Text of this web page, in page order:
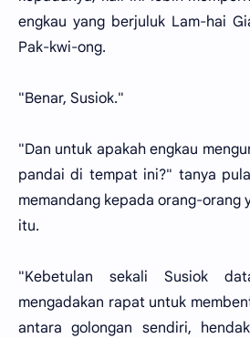
engkau yang berjuluk Lam-hai
Pak-kwi-ong.
"Benar, Susiok."
"Dan untuk apakah engkau
pandai di tempat ini?" tanya
memandang kepada orang-orang
itu.
"Kebetulan sekali Susiok
mengadakan rapat untuk
antara golongan sendiri,